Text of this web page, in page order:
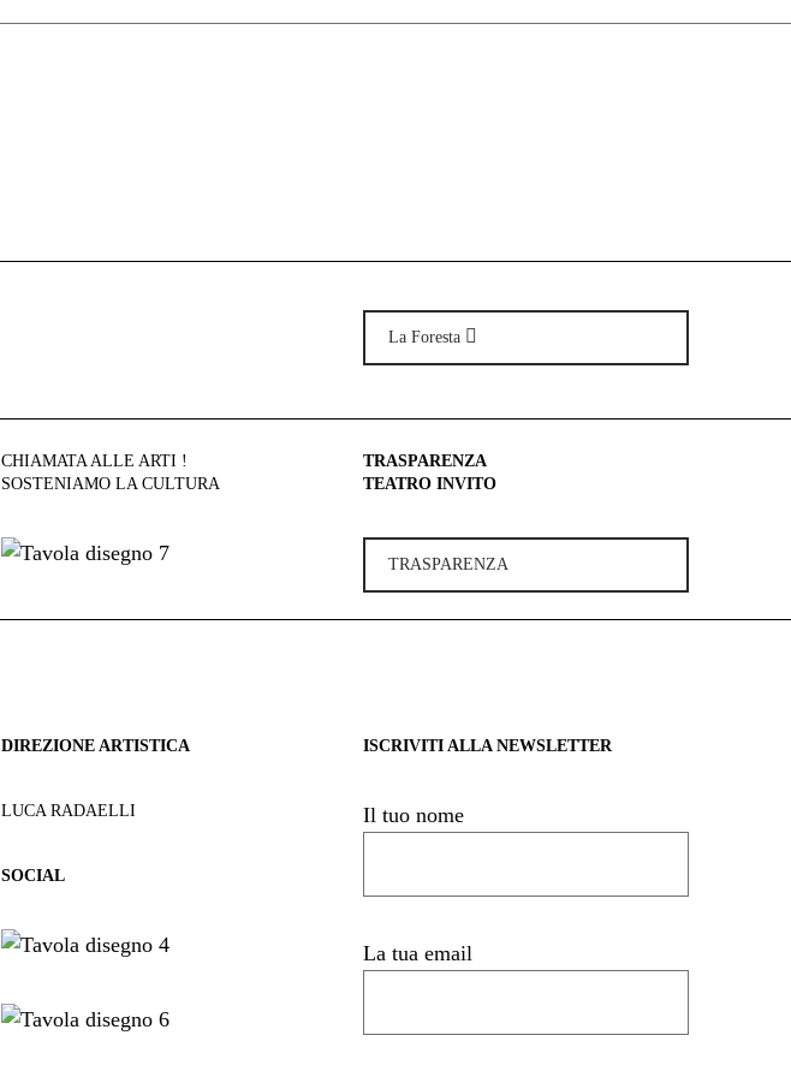
La Foresta
CHIAMATA ALLE ARTI !
SOSTENIAMO LA CULTURA
TRASPARENZA
TEATRO INVITO
TRASPARENZA
DIREZIONE ARTISTICA
LUCA RADAELLI
SOCIAL
ISCRIVITI ALLA NEWSLETTER
Il tuo nome
La tua email